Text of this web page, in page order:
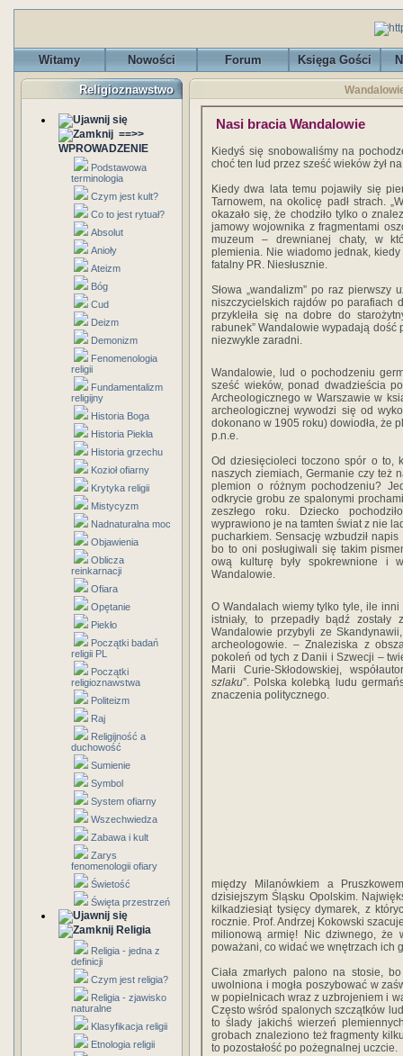
Witamy Nowości Forum Księga Gości
Religioznawstwo
==>>
WPROWADZENIE
Podstawowa
terminologia
Czym jest kult?
Co to jest rytuał?
Absolut
Anioły
Ateizm
Bóg
Cud
Deizm
Demonizm
Fenomenologia
religii
Fundamentalizm
religijny
Historia Boga
Historia Piekła
Historia grzechu
Kozioł ofiarny
Krytyka religii
Mistycyzm
Nadnaturalna moc
Objawienia
Oblicza
reinkarnacji
Ofiara
Opętanie
Piekło
Początki badań
religii PL
Początki
religioznawstwa
Politeizm
Raj
Religijność a
duchowość
Sumienie
Symbol
System ofiarny
Wszechwiedza
Zabawa i kult
Zarys
fenomenologii ofiary
Świetość
Święta przestrzeń
Religia
Religia - jedna z
definicji
Czym jest religia?
Religia - zjawisko
naturalne
Klasyfikacja religii
Etnologia religii
Nasi bracia Wandalowie
Kiedyś się snobowaliśmy na
choć ten lud przez sześć wieków żył
Kiedy dwa lata temu pojawiły się
Tarnowem, na okolicę padł strach.
okazało się, że chodziło tylko o
jamowy wojownika z fragmentami
muzeum – drewnianej chaty, w
plemienia. Nie wiadomo jednak,
fatalny PR. Niesłusznie.
Słowa „wandalizm” po raz
niszczycielskich rajdów po parafiach
przykleiła się na dobre do
rabunek” Wandalowie wypadają
niezwykle zaradni.
Wandalowie, lud o pochodzeniu
sześć wieków, ponad dwadzieścia
Archeologicznego w Warszawie w
archeologicznej wywodzi się od
dokonano w 1905 roku) dowiodła, że
p.n.e.
Od dziesięcioleci toczono spór o to,
naszych ziemiach, Germanie czy też
plemion o różnym pochodzeniu?
odkrycie grobu ze spalonymi
zeszłego roku. Dziecko
wyprawiono je na tamten świat z nie
pucharkiem. Sensację wzbudził
bo to oni posługiwali się takim
ową kulturę były spokrewnione i
Wandalowie.
O Wandalach wiemy tylko tyle, ile
istniały, to przepadły bądź
Wandalowie przybyli ze
archeologowie. – Znaleziska z
pokoleń od tych z Danii i Szwecji –
Marii Curie-Skłodowskiej,
szlaku”. Polska kolebką ludu
znaczenia politycznego.
między Milanówkiem a
dzisiejszym Śląsku Opolskim.
kilkadziesiąt tysięcy dymarek, z
rocznie. Prof. Andrzej Kokowski
milionową armię! Nic dziwnego, że
poważani, co widać we wnętrzach ich
Ciała zmarłych palono na stosie,
uwolniona i mogła poszybować w
w popielnicach wraz z uzbrojeniem i
Często wśród spalonych szczątków
to ślady jakichś wierzeń
grobach znaleziono też fragmenty
to pozostałość po pożegnalnej uczcie.